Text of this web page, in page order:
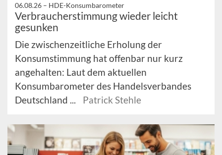
06.08.26 – HDE-Konsumbarometer
Verbraucherstimmung wieder leicht
gesunken
Die zwischenzeitliche Erholung der
Konsumstimmung hat offenbar nur kurz
angehalten: Laut dem aktuellen
Konsumbarometer des Handelsverbandes
Deutschland ...
Patrick Stehle